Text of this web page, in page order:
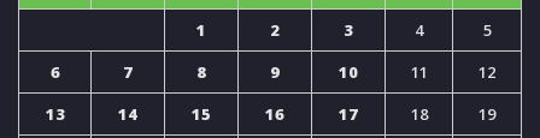
1 2 3 4
5
6
7 8 9 10 11
12
13
14 15 16 17 18
19